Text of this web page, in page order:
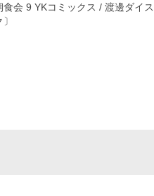
会 9 YKコミックス / 渡邊ダイスケ 〔コ